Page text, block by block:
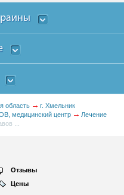
область
г. Хмельник
центр
Лечение
...
Отзывы
Цены